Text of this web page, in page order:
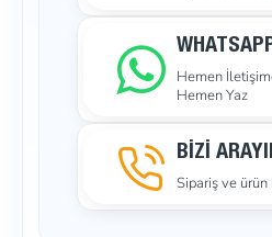
Hemen
Hemen Yaz
BİZİ
Sipariş ve ürün